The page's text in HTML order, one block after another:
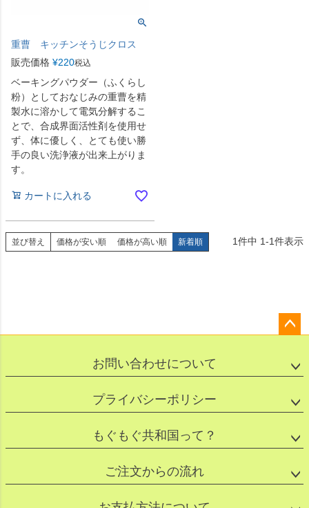
重曹 キッチンそうじクロス
販売価格 ¥220税込
ベーキングパウダー（ふくらし
粉）としておなじみの重曹を精
製水に溶かして電気分解するこ
とで、合成界面活性剤を使用せ
ず、体に優しく、とても使い勝
手の良い洗浄液が出来上がりま
す。
カートに入れる
並び替え 価格が安い順 価格が高い順 新着順 1件中 1-1件表示
ップ
お問い合わせについて
プライバシーポリシー
もぐもぐ共和国って？
ご注文からの流れ